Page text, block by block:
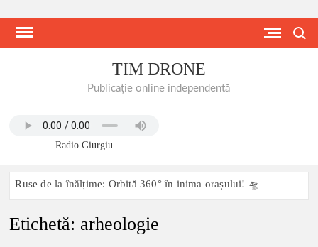
TIM DRONE
Publicație online independentă
Radio Giurgiu
Ruse de la înălțime: Orbită 360° în inima orașului! 🛸
Două steaguri, un fluviu: Istorie scrisă pe apă, pe cer și pe
ambele maluri ale Dunării Giurgiu-Ruse, 27 iunie 2026:
Etichetă: arheologie